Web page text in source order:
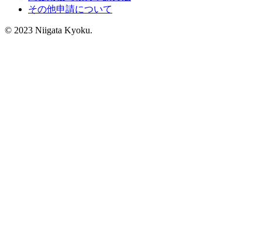
その他申請について
© 2023 Niigata Kyoku.